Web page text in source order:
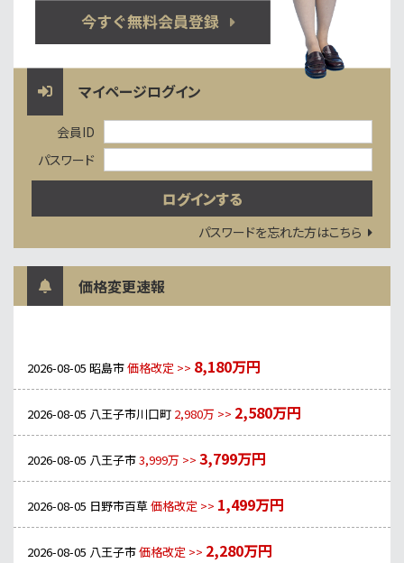
マイページログイン
会員ID
パスワード
パスワードを忘れた方はこちら
価格変更速報
2026-08-05 昭島市価格改定 >> 8,180万円
2026-08-05 八王子市川口町 2,980万 >> 2,580万円
2026-08-05 八王子市3,999万 >> 3,799万円
2026-08-05 日野市百草価格改定 >> 1,499万円
2026-08-05 八王子市価格改定 >> 2,280万円